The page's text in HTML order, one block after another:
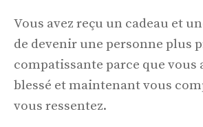
Vous avez reçu un cadeau et
de devenir une personne plus
compatissante parce que vous
blessé et maintenant vous
vous ressentez.